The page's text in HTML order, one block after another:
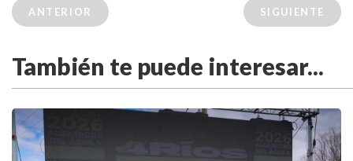
ANTERIOR SIGUIENTE
También te puede interesar...